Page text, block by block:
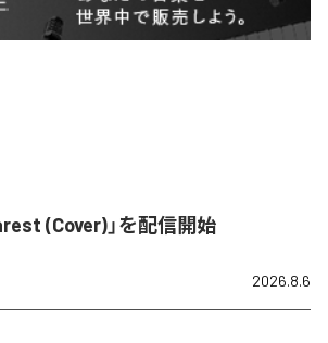
(Cover)」を配信開始
2026.8.6